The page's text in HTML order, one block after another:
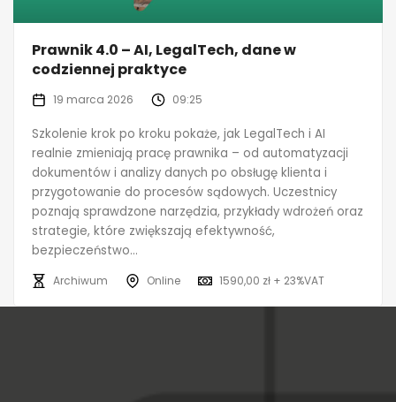
Prawnik 4.0 – AI, LegalTech, dane w
codziennej praktyce
19 marca 2026 09:25
Szkolenie krok po kroku pokaże, jak LegalTech i AI
realnie zmieniają pracę prawnika – od automatyzacji
dokumentów i analizy danych po obsługę klienta i
przygotowanie do procesów sądowych. Uczestnicy
poznają sprawdzone narzędzia, przykłady wdrożeń oraz
strategie, które zwiększają efektywność,
bezpieczeństwo...
Archiwum Online 1590,00 zł + 23%VAT